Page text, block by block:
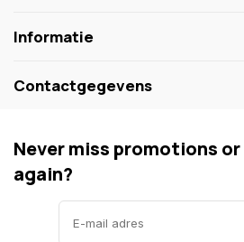
Informatie
Contactgegevens
Never miss promotions
again?